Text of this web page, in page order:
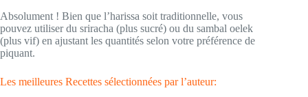
Absolument ! Bien que l’harissa soit traditionnelle, vous
pouvez utiliser du sriracha (plus sucré) ou du sambal oelek
(plus vif) en ajustant les quantités selon votre préférence de
piquant.
Les meilleures Recettes sélectionnées par l’auteur: